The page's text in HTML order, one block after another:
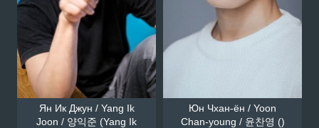
Ян Ик Джун / Yang Ik
Joon / 양익준 (Yang Ik
Юн Чхан-ён / Yoon
Chan-young / 윤찬영 ()